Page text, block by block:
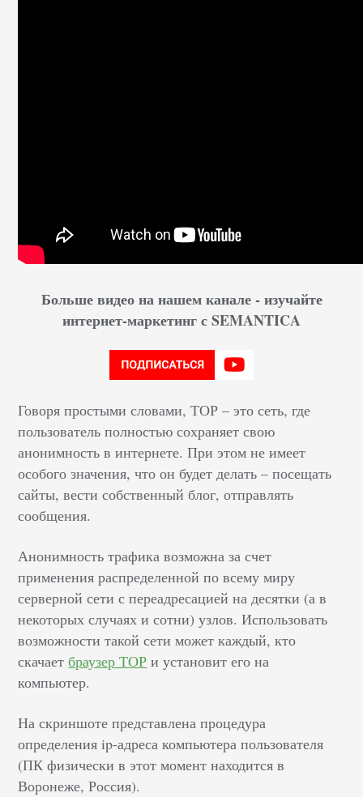
Больше видео на нашем канале - изучайте
интернет-маркетинг с SEMANTICA
Говоря простыми словами, ТОР – это сеть, где
пользователь полностью сохраняет свою
анонимность в интернете. При этом не имеет
особого значения, что он будет делать – посещать
сайты, вести собственный блог, отправлять
сообщения.
Анонимность трафика возможна за счет
применения распределенной по всему миру
серверной сети с переадресацией на десятки (а в
некоторых случаях и сотни) узлов. Использовать
возможности такой сети может каждый, кто
скачаетбраузер ТОР и установит его на
компьютер.
На скриншоте представлена процедура
определения ip-адреса компьютера пользователя
(ПК физически в этот момент находится в
Воронеже, Россия).